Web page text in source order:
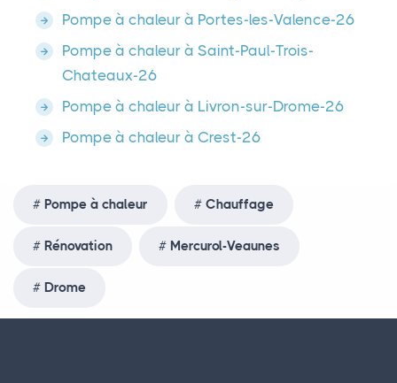
Pompe à chaleur à Portes-les-Valence-26
Pompe à chaleur à Saint-Paul-Trois-
Chateaux-26
Pompe à chaleur à Livron-sur-Drome-26
Pompe à chaleur à Crest-26
Pompe à chaleur Chauffage
Rénovation Mercurol-Veaunes
Drome